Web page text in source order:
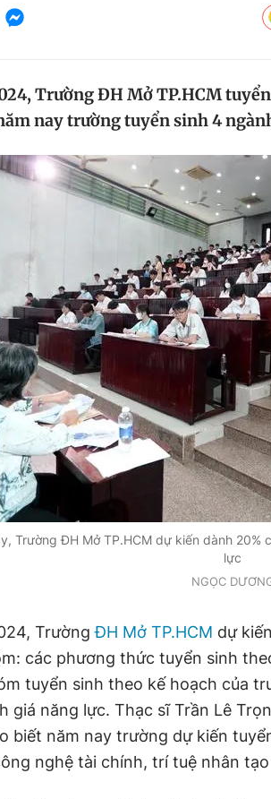
Trường ĐH Mở TP.HCM
nay trường tuyển sinh 4
Trường ĐH Mở TP.HCM dự kiến dành
lực
NGỌC
TrườngĐH Mở TP.HCM dự
các phương thức tuyển sinh
tuyển sinh theo kế hoạch của
giá năng lực. Thạc sĩ Trần Lê
biết năm nay trường dự kiến
nghệ tài chính, trí tuệ nhân